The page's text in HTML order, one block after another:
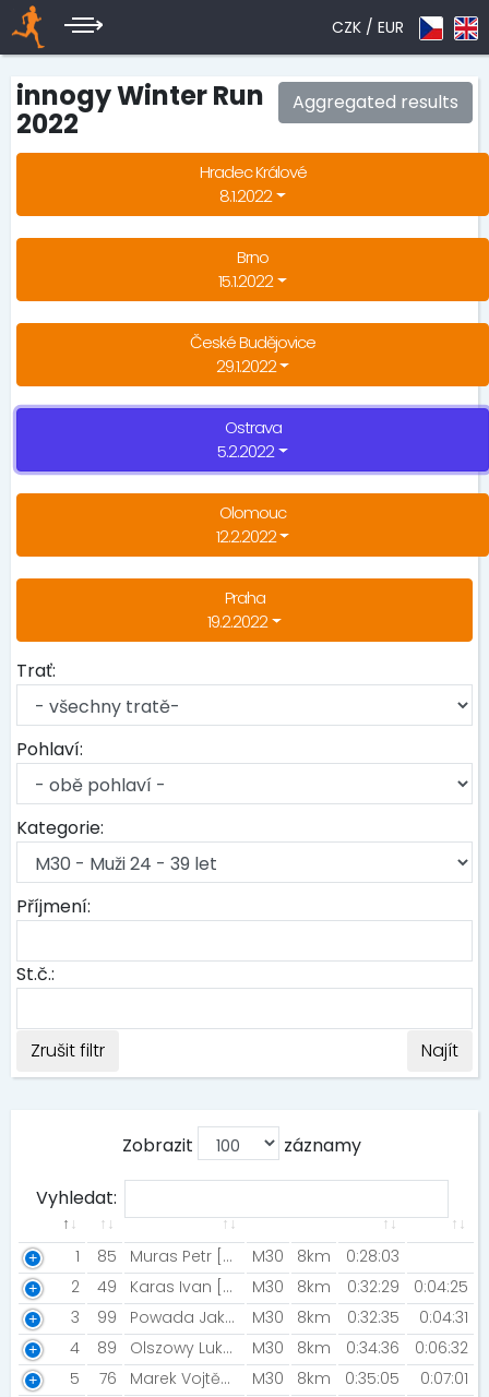
CZK / EUR
Aggregated results
innogy Winter Run
2022
Hradec Králové
8.1.2022
Brno
15.1.2022
České Budějovice
29.1.2022
Ostrava
5.2.2022
Olomouc
12.2.2022
Praha
19.2.2022
Trať:
Pohlaví:
Kategorie:
Příjmení:
St.č.:
Zrušit filtr Najít
Zobrazit záznamy
Vyhledat:
1 85 Muras Petr [Kerteam] M30 8km
0:28:03
2
49 Karas Ivan [AK EZ Kopřivnice] M30 8km 0:32:29
0:04:25
3
99 Powada Jakub [Kilpi racing team] M30 8km 0:32:35
0:04:31
4
89 Olszowy Lukáš [innogy] M30 8km 0:34:36
0:06:32
5
76 Marek Vojtěch [NN2021] M30 8km 0:35:05
0:07:01